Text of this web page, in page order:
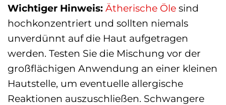
Wichtiger Hinweis: Ätherische Öle sind
hochkonzentriert und sollten niemals
unverdünnt auf die Haut aufgetragen
werden. Testen Sie die Mischung vor der
großflächigen Anwendung an einer kleinen
Hautstelle, um eventuelle allergische
Reaktionen auszuschließen. Schwangere